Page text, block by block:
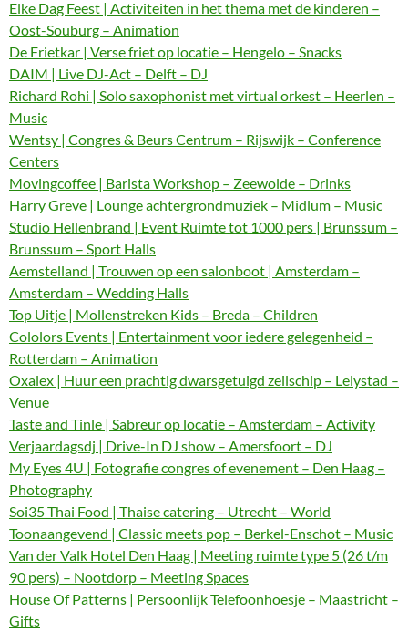
Elke Dag Feest | Activiteiten in het thema met de kinderen –
Oost-Souburg – Animation
De Frietkar | Verse friet op locatie – Hengelo – Snacks
DAIM | Live DJ-Act – Delft – DJ
Richard Rohi | Solo saxophonist met virtual orkest – Heerlen –
Music
Wentsy | Congres & Beurs Centrum – Rijswijk – Conference
Centers
Movingcoffee | Barista Workshop – Zeewolde – Drinks
Harry Greve | Lounge achtergrondmuziek – Midlum – Music
Studio Hellenbrand | Event Ruimte tot 1000 pers | Brunssum –
Brunssum – Sport Halls
Aemstelland | Trouwen op een salonboot | Amsterdam –
Amsterdam – Wedding Halls
Top Uitje | Mollenstreken Kids – Breda – Children
Cololors Events | Entertainment voor iedere gelegenheid –
Rotterdam – Animation
Oxalex | Huur een prachtig dwarsgetuigd zeilschip – Lelystad –
Venue
Taste and Tinle | Sabreur op locatie – Amsterdam – Activity
Verjaardagsdj | Drive-In DJ show – Amersfoort – DJ
My Eyes 4U | Fotografie congres of evenement – Den Haag –
Photography
Soi35 Thai Food | Thaise catering – Utrecht – World
Toonaangevend | Classic meets pop – Berkel-Enschot – Music
Van der Valk Hotel Den Haag | Meeting ruimte type 5 (26 t/m
90 pers) – Nootdorp – Meeting Spaces
House Of Patterns | Persoonlijk Telefoonhoesje – Maastricht –
Gifts